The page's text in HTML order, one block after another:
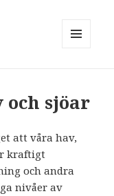
sjöar
att våra hav,
kraftigt
och andra
nivåer av